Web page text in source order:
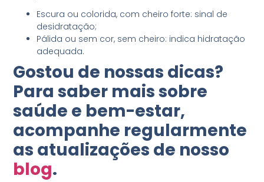
Escura ou colorida, com cheiro forte: sinal de
desidratação;
Pálida ou sem cor, sem cheiro: indica hidratação
adequada.
Gostou de nossas dicas?
Para saber mais sobre
saúde e bem-estar,
acompanhe regularmente
as atualizações de nosso
blog.